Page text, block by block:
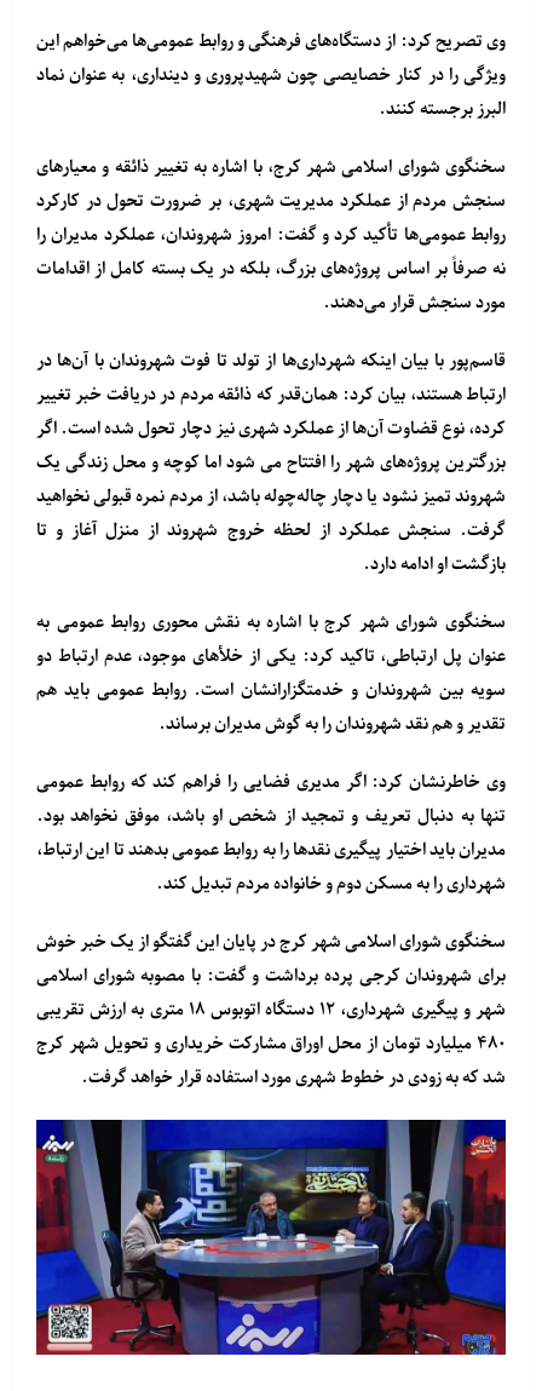
وی تصریح کرد: از دستگاه‌های فرهنگی و روابط عمومی‌ها می‌خواهم این
ویژگی را در کنار خصایصی چون شهیدپروری و دینداری، به عنوان نماد
البرز برجسته کنند.
سخنگوی شورای اسلامی شهر کرج، با اشاره به تغییر ذائقه و معیارهای
سنجش مردم از عملکرد مدیریت شهری، بر ضرورت تحول در کارکرد
روابط‌ عمومی‌ها تأکید کرد و گفت: امروز شهروندان، عملکرد مدیران را
نه صرفاً بر اساس پروژه‌های بزرگ، بلکه در یک بسته کامل از اقدامات
مورد سنجش قرار می‌دهند.
قاسم‌پور با بیان اینکه شهرداری‌ها از تولد تا فوت شهروندان با آن‌ها در
ارتباط هستند، بیان کرد: همان‌قدر که ذائقه مردم در دریافت خبر تغییر
کرده، نوع قضاوت آن‌ها از عملکرد شهری نیز دچار تحول شده است. اگر
بزرگترین پروژه‌های شهر را افتتاح می شود اما کوچه و محل زندگی یک
شهروند تمیز نشود یا دچار چاله‌چوله باشد، از مردم نمره قبولی نخواهید
گرفت. سنجش عملکرد از لحظه خروج شهروند از منزل آغاز و تا
بازگشت او ادامه دارد.
سخنگوی شورای شهر کرج با اشاره به نقش محوری روابط عمومی به
عنوان پل ارتباطی، تاکید کرد: یکی از خلأهای موجود، عدم ارتباط دو
سویه بین شهروندان و خدمتگزارانشان است. روابط عمومی باید هم
تقدیر و هم نقد شهروندان را به گوش مدیران برساند.
وی خاطرنشان کرد: اگر مدیری فضایی را فراهم کند که روابط عمومی
تنها به دنبال تعریف و تمجید از شخص او باشد، موفق نخواهد بود.
مدیران باید اختیار پیگیری نقدها را به روابط عمومی بدهند تا این ارتباط،
شهرداری را به مسکن دوم و خانواده مردم تبدیل کند.
سخنگوی شورای اسلامی شهر کرج در پایان این گفتگو از یک خبر خوش
برای شهروندان کرجی پرده برداشت و گفت: با مصوبه شورای اسلامی
شهر و پیگیری شهرداری، ۱۲ دستگاه اتوبوس ۱۸ متری به ارزش تقریبی
۴۸۰ میلیارد تومان از محل اوراق مشارکت خریداری و تحویل شهر کرج
شد که به زودی در خطوط شهری مورد استفاده قرار خواهد گرفت.